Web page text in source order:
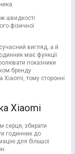
швидкості
фізичної
вигляд, а й
має функції
показники
бренду
тому сторонні
Xiaomi
серця, збирати
годинник до
для більшої